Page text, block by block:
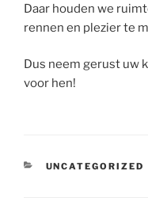
Daar houden we
rennen en plezier te
Dus neem gerust uw
voor hen!
CATEGORIEËN
UNCATEGORIZED